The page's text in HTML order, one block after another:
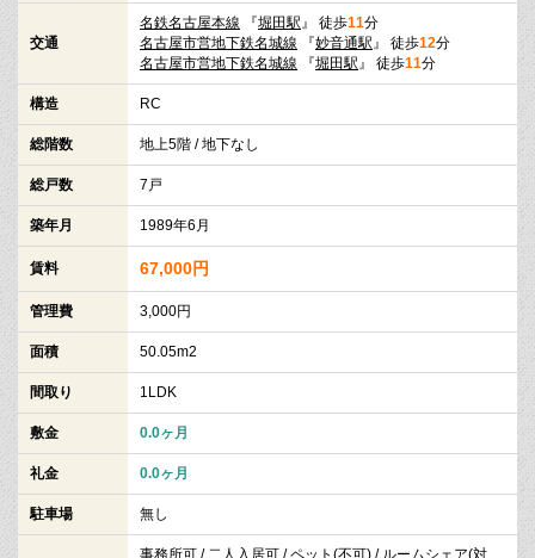
交通
名鉄名古屋本線 『堀田駅 』 徒歩11分
名古屋市営地下鉄名城線 『妙音通駅 』 徒歩12分
名古屋市営地下鉄名城線 『堀田駅 』 徒歩11分
構造 RC
総階数 地上5階 / 地下なし
総戸数 7戸
築年月 1989年6月
賃料 67,000円
管理費 3,000円
面積 50.05m2
間取り 1LDK
敷金 0.0ヶ月
礼金 0.0ヶ月
駐車場 無し
事務所可 / 二人入居可 / ペット(不可) / ルームシェア(対